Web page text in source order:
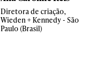
Diretora de criação,
Wieden + Kennedy - São
Paulo (Brasil)